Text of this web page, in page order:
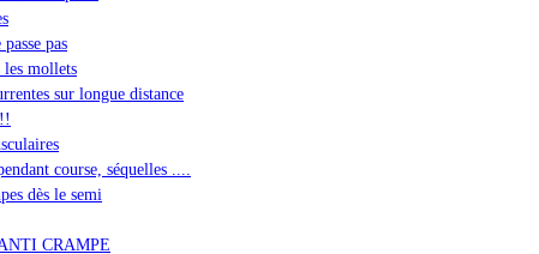
pas
les mollets
sur longue distance
course, séquelles ....
dès le semi
CRAMPE